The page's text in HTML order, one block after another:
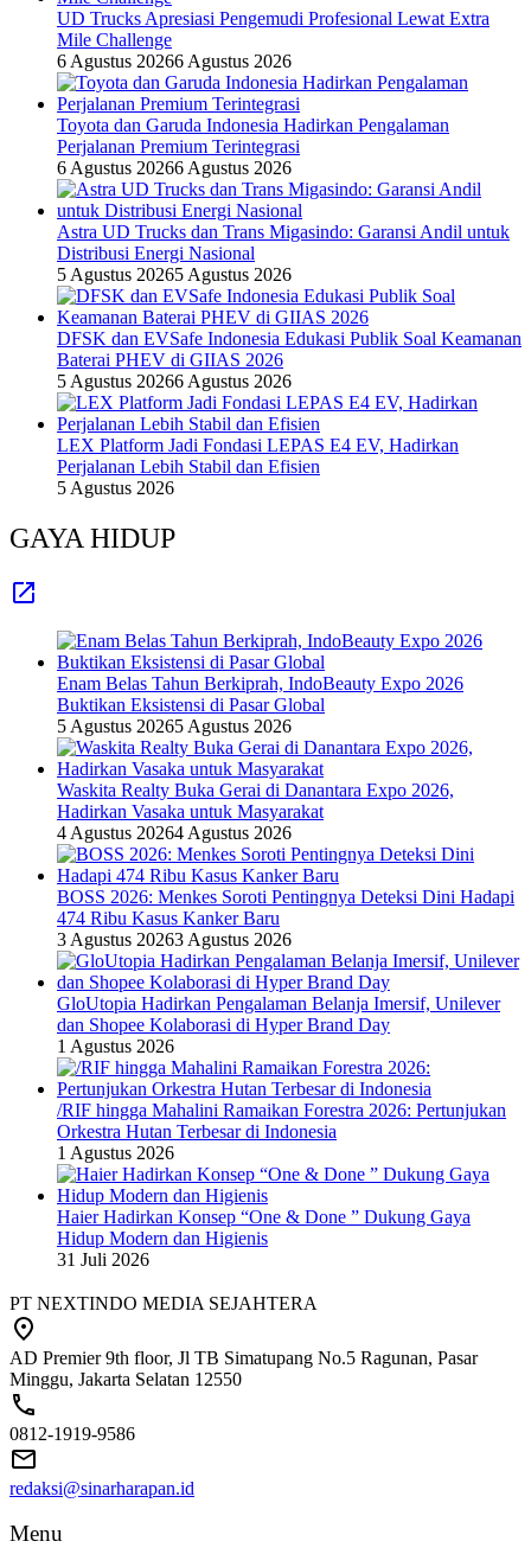
UD Trucks Apresiasi Pengemudi Profesional Lewat Extra
Mile Challenge
6 Agustus 20266 Agustus 2026
Toyota dan Garuda Indonesia Hadirkan Pengalaman
Perjalanan Premium Terintegrasi
6 Agustus 20266 Agustus 2026
Astra UD Trucks dan Trans Migasindo: Garansi Andil untuk
Distribusi Energi Nasional
5 Agustus 20265 Agustus 2026
DFSK dan EVSafe Indonesia Edukasi Publik Soal Keamanan
Baterai PHEV di GIIAS 2026
5 Agustus 20266 Agustus 2026
LEX Platform Jadi Fondasi LEPAS E4 EV, Hadirkan
Perjalanan Lebih Stabil dan Efisien
5 Agustus 2026
GAYA HIDUP
Enam Belas Tahun Berkiprah, IndoBeauty Expo 2026
Buktikan Eksistensi di Pasar Global
5 Agustus 20265 Agustus 2026
Waskita Realty Buka Gerai di Danantara Expo 2026,
Hadirkan Vasaka untuk Masyarakat
4 Agustus 20264 Agustus 2026
BOSS 2026: Menkes Soroti Pentingnya Deteksi Dini Hadapi
474 Ribu Kasus Kanker Baru
3 Agustus 20263 Agustus 2026
GloUtopia Hadirkan Pengalaman Belanja Imersif, Unilever
dan Shopee Kolaborasi di Hyper Brand Day
1 Agustus 2026
/RIF hingga Mahalini Ramaikan Forestra 2026: Pertunjukan
Orkestra Hutan Terbesar di Indonesia
1 Agustus 2026
Haier Hadirkan Konsep “One & Done ” Dukung Gaya
Hidup Modern dan Higienis
31 Juli 2026
PT NEXTINDO MEDIA SEJAHTERA
AD Premier 9th floor, Jl TB Simatupang No.5 Ragunan, Pasar
Minggu, Jakarta Selatan 12550
0812-1919-9586
redaksi@sinarharapan.id
Menu